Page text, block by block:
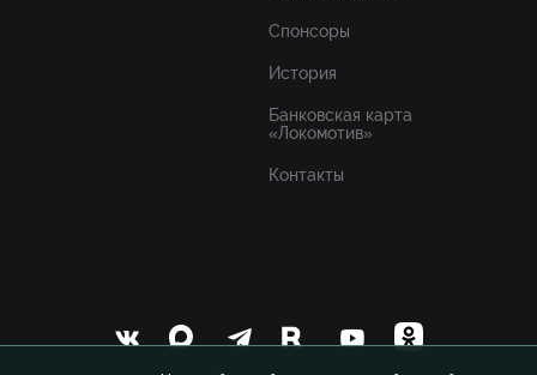
Спонсоры
История
Банковская карта
«Локомотив»
Контакты